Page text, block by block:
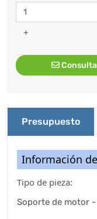
+
Consulta
Presupuesto
Información
Tipo de pieza:
Soporte de motor